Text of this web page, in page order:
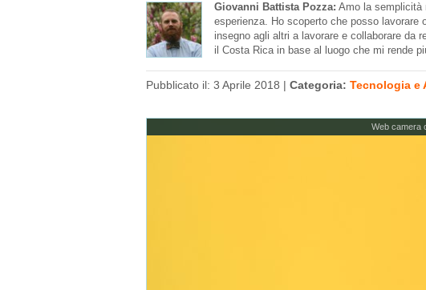
Giovanni Battista Pozza: Amo la semplicità
esperienza. Ho scoperto che posso
insegno agli altri a lavorare e collaborare da
il Costa Rica in base al luogo che mi rende
Pubblicato il: 3 Aprile 2018 | Categoria: Tecnologia e
Web camera